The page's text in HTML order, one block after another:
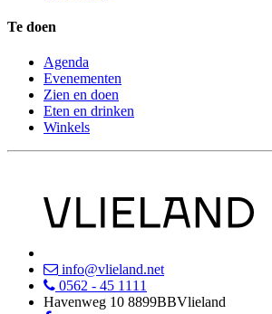
Te doen
Agenda
Evenementen
Zien en doen
Eten en drinken
Winkels
info@vlieland.net
0562 - 45 1111
Havenweg 10 8899BBVlieland